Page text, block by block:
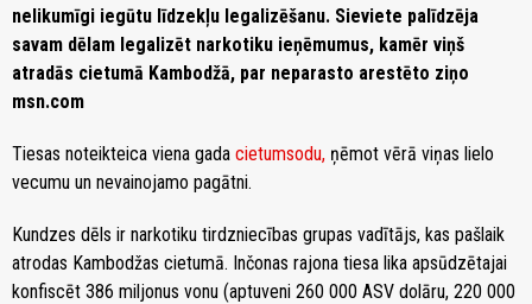
nelikumīgi iegūtu līdzekļu legalizēšanu. Sieviete palīdzēja
savam dēlam legalizēt narkotiku ieņēmumus, kamēr viņš
atradās cietumā Kambodžā, par neparasto arestēto ziņo
msn.com
Tiesas noteikteica viena gada cietumsodu, ņēmot vērā viņas lielo
vecumu un nevainojamo pagātni.
Kundzes dēls ir narkotiku tirdzniecības grupas vadītājs, kas pašlaik
atrodas Kambodžas cietumā. Inčonas rajona tiesa lika apsūdzētajai
konfiscēt 386 miljonus vonu (aptuveni 260 000 ASV dolāru, 220 000